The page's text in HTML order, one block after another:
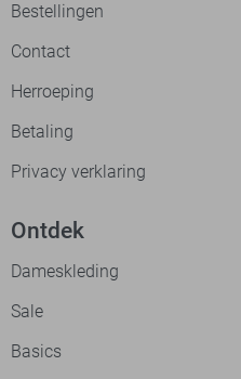
Bestellingen
Contact
Herroeping
Betaling
Privacy verklaring
Ontdek
Dameskleding
Sale
Basics